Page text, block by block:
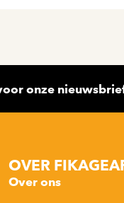
onze
OVER
Over ons